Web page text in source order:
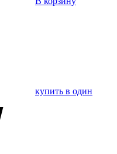
купить в один